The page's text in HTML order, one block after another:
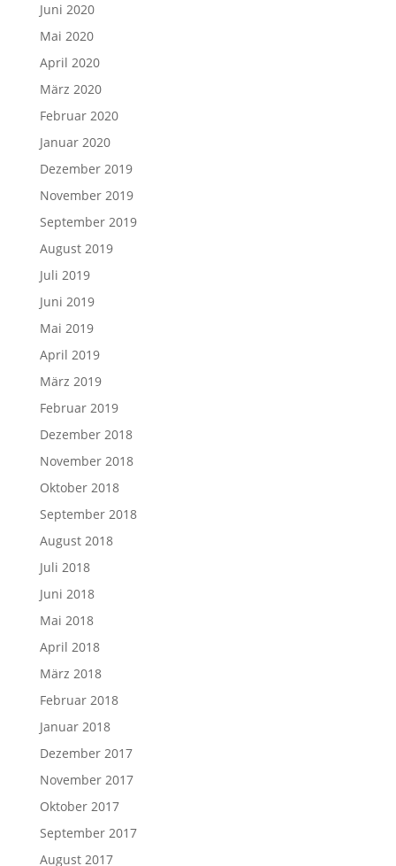
Juni 2020
Mai 2020
April 2020
März 2020
Februar 2020
Januar 2020
Dezember 2019
November 2019
September 2019
August 2019
Juli 2019
Juni 2019
Mai 2019
April 2019
März 2019
Februar 2019
Dezember 2018
November 2018
Oktober 2018
September 2018
August 2018
Juli 2018
Juni 2018
Mai 2018
April 2018
März 2018
Februar 2018
Januar 2018
Dezember 2017
November 2017
Oktober 2017
September 2017
August 2017